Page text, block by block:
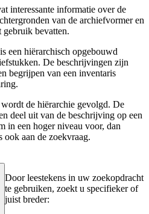
interessante informatie over de
van de archiefvormer en
bevatten.
een hiërarchisch opgebouwd
De beschrijvingen zijn
begrijpen van een inventaris
de hiërarchie gevolgd. De
deel uit van de beschrijving op een
in een hoger niveau voor, dan
ook aan de zoekvraag.
Door leestekens in uw zoekopdracht
te gebruiken, zoekt u specifieker of
juist breder: